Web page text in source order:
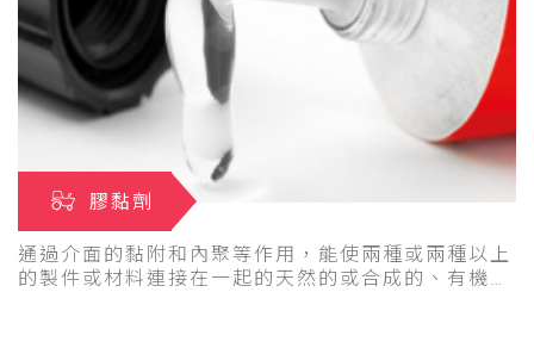
膠黏劑
通過介面的黏附和內聚等作用，能使兩種或兩種以上
的製件或材料連接在一起的天然的或合成的、有機的